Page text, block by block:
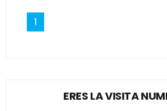
1
ERES LA VISITA